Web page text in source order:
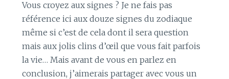
Vous croyez aux signes ? Je ne fais pas
référence ici aux douze signes du zodiaque
même si c’est de cela dont il sera question
mais aux jolis clins d’œil que vous fait parfois
la vie… Mais avant de vous en parlez en
conclusion, j’aimerais partager avec vous un